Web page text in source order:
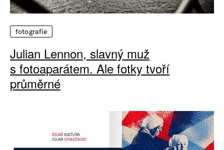
fotografie
Julian Lennon, slavný muž
s fotoaparátem. Ale fotky tvoří
průměrné